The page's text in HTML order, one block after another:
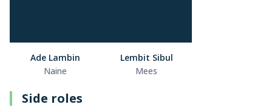
Ade Lambin
Naine
Lembit Sibul
Mees
Side roles